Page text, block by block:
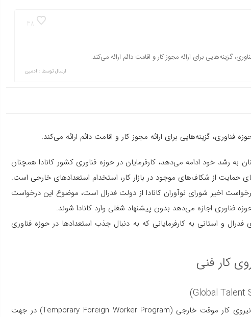
38
گزینه‌هایی برای ارائه مجوز کار و اقامت دائم ارائه می‌کند.
ارسال توسط : ادمین
فناوری، گزینه‌هایی برای ارائه مجوز کار و اقامت دائم ارائه می‌کند.
رشد خود ادامه می‌دهد، کارفرمایان در حوزه فناوری کشور کانادا همچنان
حمایت از شکاف‌های موجود در بازار کار، استخدام استعدادهای خارجی است.
اخیر شورای نوآوران کانادا از دولت فدرال است، موضوع این درخواست
فناوری اجازه می‌دهد بدون پیشنهاد شغلی وارد کانادا شوند.
و استانی به کارفرمایانی که به دنبال جذب استعدادها در حوزه فناوری
کار فنی
در زیرگروه استعدادهای جهانی در کانادا تحت برنامه نیروی کار موقت خارجی (Temporary Foreign Worker Program) در جهت